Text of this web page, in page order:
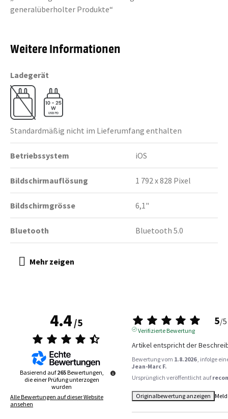
generalüberholter Produkte“
Weitere Informationen
Ladegerät
Standardmäßig nicht im Lieferumfang enthalten
Betriebssystem iOS
Bildschirmauflösung 1 792 x 828 Pixel
Bildschirmgrösse 6,1"
Bluetooth Bluetooth 5.0
4.4/5
Basierend auf265Bewertungen,
die einer Prüfung unterzogen
wurden
Alle Bewertungen auf dieser Website
ansehen
5/5
Verifizierte Bewertung
Artikel entspricht der
Bewertung vom 1.8.2026 , infolge
Jean-Marc F.
Ursprünglich veröffentlicht auf
Originalbewertung anzeigen